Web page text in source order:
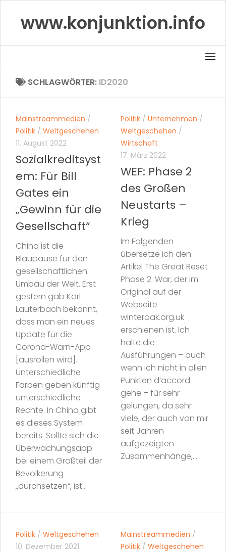
contentwww.konjunktion.info
SCHLAGWÖRTER: ID2020
Mainstreammedien /
Politik / Weltgeschehen
11. August 2022
Sozialkreditsyst
em: Für Bill
Gates ein
„Gewinn für die
Gesellschaft“
China ist die
Blaupause für den
gesellschaftlichen
Umbau der Welt. Erst
gestern gab Karl
Lauterbach bekannt,
dass man ein neues
Update für die
Corona-Warn-App
[ausrollen wird].
Unterschiedliche
Farben geben künftig
unterschiedliche
Rechte. In China gibt
es dieses System
bereits. Sollte sich die
Überwachungsapp
bei einem Großteil der
Bevölkerung
„durchsetzen“, ist...
Politik / Unternehmen /
Weltgeschehen /
Wirtschaft
17. März 2022
WEF: Phase 2
des Großen
Neustarts –
Krieg
Im Folgenden
übersetze ich den
Artikel The Great Reset
Phase 2: War, der im
Original auf der
Webseite
winteroak.org.uk
erschienen ist. Ich
halte die
Ausführungen – auch
wenn ich nicht in allen
Punkten d’accord
gehe – für sehr
gelungen, da sehr
viele, der auch von mir
seit Jahren
aufgezeigten
Zusammenhänge,...
Politik / Weltgeschehen
10. Dezember 2021
Mainstreammedien /
Politik / Weltgeschehen